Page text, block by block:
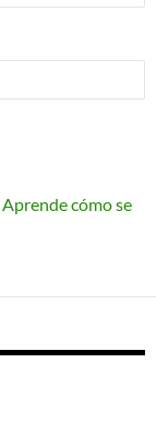
Aprende cómo se